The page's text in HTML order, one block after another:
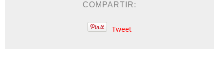
COMPARTIR:
Tweet